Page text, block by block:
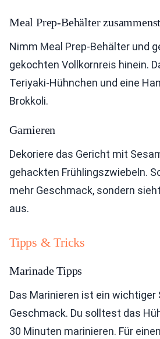
Meal Prep-Behälter
Nimm Meal Prep-Behälter und
gekochten Vollkornreis hinein.
Teriyaki-Hühnchen und eine
Brokkoli.
Garnieren
Dekoriere das Gericht mit
gehackten Frühlingszwiebeln.
mehr Geschmack, sondern
aus.
Tipps & Tricks
Marinade Tipps
Das Marinieren ist ein
Geschmack. Du solltest das
30 Minuten marinieren. Für